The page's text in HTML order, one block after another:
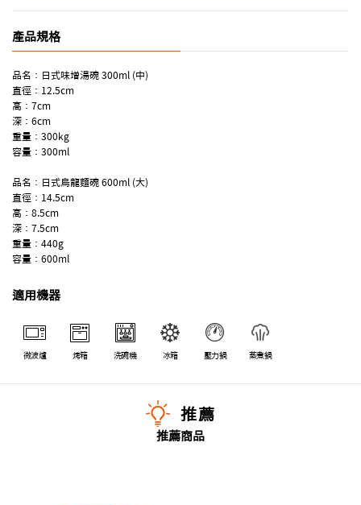
產品規格
品名：日式味增湯碗 300ml (中)
直徑：12.5cm
高：7cm
深：6cm
重量：300kg
容量：300ml
品名：日式烏龍麵碗 600ml (大)
直徑：14.5cm
高：8.5cm
深：7.5cm
重量：440g
容量：600ml
適用機器
微波爐 烤箱 洗碗機 冰箱 壓力鍋 蒸煮鍋
推薦
推薦商品